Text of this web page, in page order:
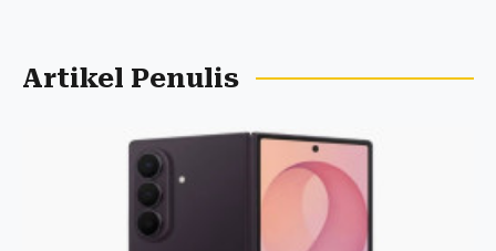
Artikel Penulis